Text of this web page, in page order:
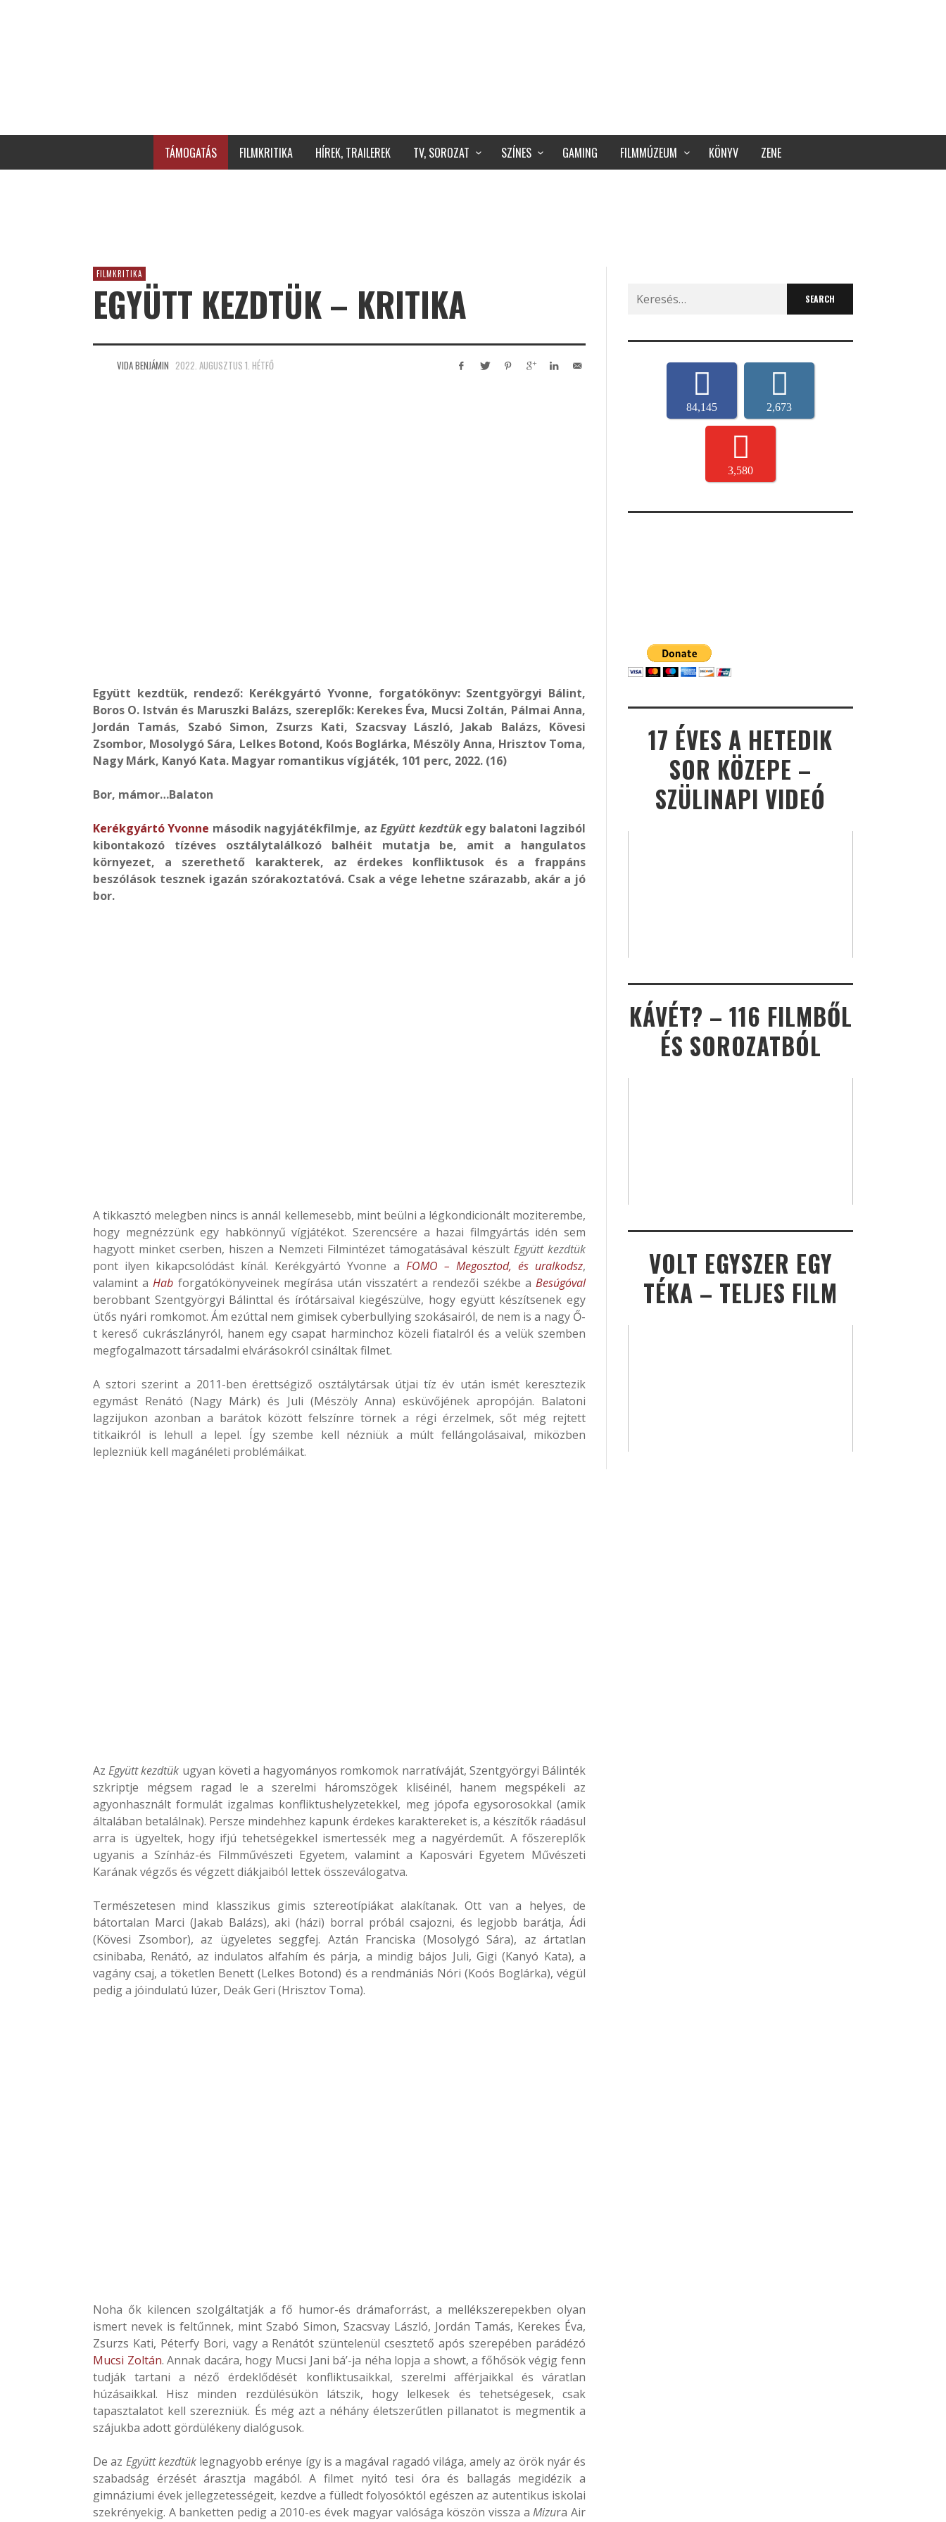
TÁMOGATÁS FILMKRITIKA HÍREK, TRAILEREK TV, SOROZAT SZÍNES GAMING FILMMÚZEUM KÖNYV ZENE
FILMKRITIKA
EGYÜTT KEZDTÜK – KRITIKA
VIDA BENJÁMIN 2022. AUGUSZTUS 1. HÉTFŐ
Együtt kezdtük, rendező: Kerékgyártó Yvonne, forgatókönyv: Szentgyörgyi Bálint,
Boros O. István és Maruszki Balázs, szereplők: Kerekes Éva, Mucsi Zoltán, Pálmai Anna,
Jordán Tamás, Szabó Simon, Zsurzs Kati, Szacsvay László, Jakab Balázs, Kövesi
Zsombor, Mosolygó Sára, Lelkes Botond, Koós Boglárka, Mészöly Anna, Hrisztov Toma,
Nagy Márk, Kanyó Kata. Magyar romantikus vígjáték, 101 perc, 2022. (16)
Bor, mámor…Balaton
Kerékgyártó Yvonne második nagyjátékfilmje, azEgyütt kezdtükegy balatoni lagziból
kibontakozó tízéves osztálytalálkozó balhéit mutatja be, amit a hangulatos
környezet, a szerethető karakterek, az érdekes konfliktusok és a frappáns
beszólások tesznek igazán szórakoztatóvá. Csak a vége lehetne szárazabb, akár a jó
bor.
A tikkasztó melegben nincs is annál kellemesebb, mint beülni a légkondicionált moziterembe,
hogy megnézzünk egy habkönnyű vígjátékot. Szerencsére a hazai filmgyártás idén sem
hagyott minket cserben, hiszen a Nemzeti Filmintézet támogatásával készült Együtt kezdtük
pont ilyen kikapcsolódást kínál. Kerékgyártó Yvonne a FOMO – Megosztod, és uralkodsz,
valamint aHab forgatókönyveinek megírása után visszatért a rendezői székbe aBesúgóval
berobbant Szentgyörgyi Bálinttal és írótársaival kiegészülve, hogy együtt készítsenek egy
ütős nyári romkomot. Ám ezúttal nem gimisek cyberbullying szokásairól, de nem is a nagy Ő-
t kereső cukrászlányról, hanem egy csapat harminchoz közeli fiatalról és a velük szemben
megfogalmazott társadalmi elvárásokról csináltak filmet.
A sztori szerint a 2011-ben érettségiző osztálytársak útjai tíz év után ismét keresztezik
egymást Renátó (Nagy Márk) és Juli (Mészöly Anna) esküvőjének apropóján. Balatoni
lagzijukon azonban a barátok között felszínre törnek a régi érzelmek, sőt még rejtett
titkaikról is lehull a lepel. Így szembe kell nézniük a múlt fellángolásaival, miközben
leplezniük kell magánéleti problémáikat.
AzEgyütt kezdtük ugyan követi a hagyományos romkomok narratíváját, Szentgyörgyi Bálinték
szkriptje mégsem ragad le a szerelmi háromszögek kliséinél, hanem megspékeli az
agyonhasznált formulát izgalmas konfliktushelyzetekkel, meg jópofa egysorosokkal (amik
általában betalálnak). Persze mindehhez kapunk érdekes karaktereket is, a készítők ráadásul
arra is ügyeltek, hogy ifjú tehetségekkel ismertessék meg a nagyérdeműt. A főszereplők
ugyanis a Színház-és Filmművészeti Egyetem, valamint a Kaposvári Egyetem Művészeti
Karának végzős és végzett diákjaiból lettek összeválogatva.
Természetesen mind klasszikus gimis sztereotípiákat alakítanak. Ott van a helyes, de
bátortalan Marci (Jakab Balázs), aki (házi) borral próbál csajozni, és legjobb barátja, Ádi
(Kövesi Zsombor), az ügyeletes seggfej. Aztán Franciska (Mosolygó Sára), az ártatlan
csinibaba, Renátó, az indulatos alfahím és párja, a mindig bájos Juli, Gigi (Kanyó Kata), a
vagány csaj, a töketlen Benett (Lelkes Botond) és a rendmániás Nóri (Koós Boglárka), végül
pedig a jóindulatú lúzer, Deák Geri (Hrisztov Toma).
Noha ők kilencen szolgáltatják a fő humor-és drámaforrást, a mellékszerepekben olyan
ismert nevek is feltűnnek, mint Szabó Simon, Szacsvay László, Jordán Tamás, Kerekes Éva,
Zsurzs Kati, Péterfy Bori, vagy a Renátót szüntelenül csesztető após szerepében parádézó
Mucsi Zoltán. Annak dacára, hogy Mucsi Jani bá’-ja néha lopja a showt, a főhősök végig fenn
tudják tartani a néző érdeklődését konfliktusaikkal, szerelmi afférjaikkal és váratlan
húzásaikkal. Hisz minden rezdülésükön látszik, hogy lelkesek és tehetségesek, csak
tapasztalatot kell szerezniük. És még azt a néhány életszerűtlen pillanatot is megmentik a
szájukba adott gördülékeny dialógusok.
De az Együtt kezdtüklegnagyobb erénye így is a magával ragadó világa, amely az örök nyár és
szabadság érzését árasztja magából. A filmet nyitó tesi óra és ballagás megidézik a
gimnáziumi évek jellegzetességeit, kezdve a fülledt folyosóktól egészen az autentikus iskolai
szekrényekig. A banketten pedig a 2010-es évek magyar valósága köszön vissza aMizura Air
Search
for:
84,145 2,673
3,580
17 ÉVES A HETEDIK
SOR KÖZEPE –
SZÜLINAPI VIDEÓ
KÁVÉT? – 116 FILMBŐL
ÉS SOROZATBÓL
VOLT EGYSZER EGY
TÉKA – TELJES FILM